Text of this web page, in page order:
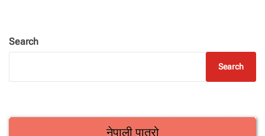
Search
Search